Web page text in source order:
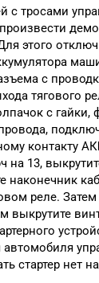
с тросами
этого
с
тягового
с гайки,
контакту
на 13,
наконечник
реле.
выкрутите
стартер нет